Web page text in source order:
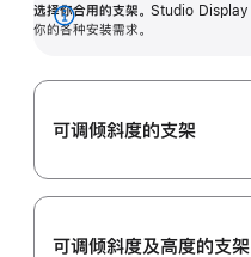
选择你合用的支架。 Studio Display
你的各种安装需求。
展
可调倾斜度的支架
可调倾斜度及高‍度的支‍架